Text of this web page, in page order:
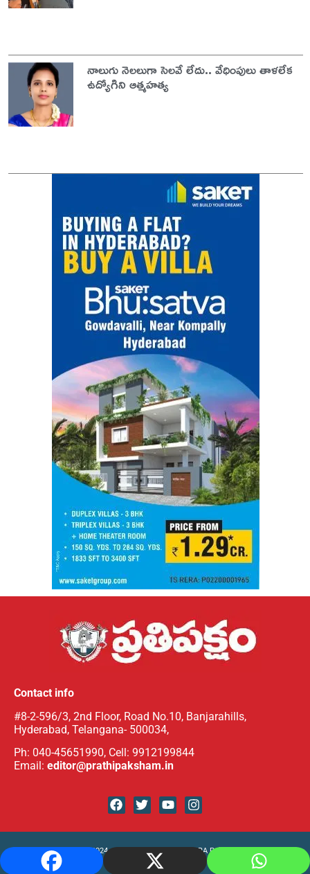
నాలుగు నెలలుగా సెలవే లేదు.. వేధింపులు తాళలేక
ఉద్యోగిని ఆత్మహత్య
Contact info
#8-2-596/3, 2nd Floor, Road No.10, Banjarahills,
Hyderabad, Telangana- 500034,
Ph: 040-45651990, Cell: 9912199844
Email: editor@prathipaksham.in
PRATHIPAKSHAM (c) 2024. All Rights Reserved for ARA Publications. Designed &
Hyderabad Graphics